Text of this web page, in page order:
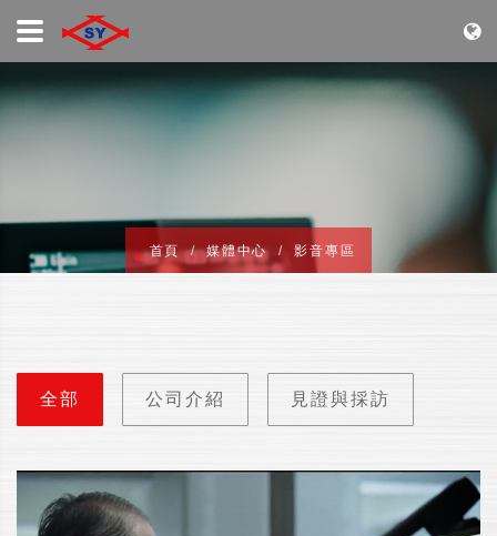
首頁 媒體中心 影音專區
全部 公司介紹 見證與採訪